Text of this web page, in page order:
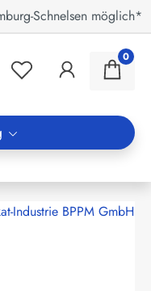
Schnelsen möglich*
0
Industrie BPPM GmbH